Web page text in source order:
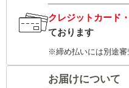
クレジットカード
ております
※締め払いには別途審
お届けについて